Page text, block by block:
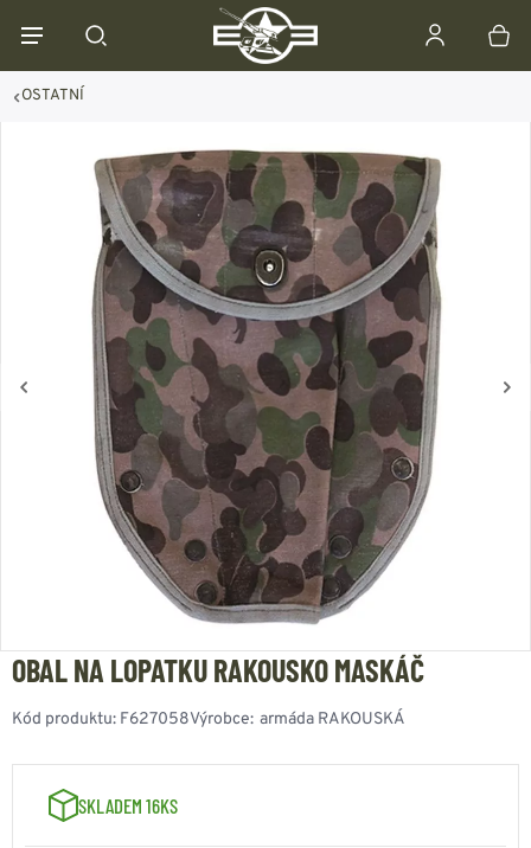
OSTATNÍ
OBAL NA LOPATKU RAKOUSKO MASKÁČ
Kód produktu: F627058Výrobce: armáda RAKOUSKÁ
SKLADEM 16KS